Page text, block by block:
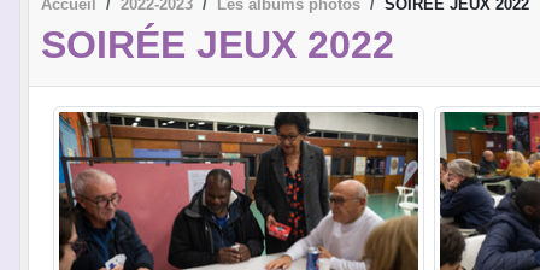
Accueil 2022-2023 Les albums photos SOIRÉE JEUX 2022
SOIRÉE JEUX 2022